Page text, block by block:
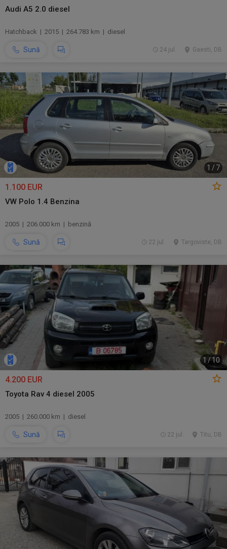
Audi A5 2.0 diesel
Hatchback | 2015 | 264.783 km | diesel
Sună Gaesti, DB
24 jul.
1 / 7
1.100 EUR
VW Polo 1.4 Benzina
2005 | 206.000 km | benzină
Sună Targoviste, DB
22 jul.
1/10
4.200 EUR
Toyota Rav 4 diesel 2005
2005 | 260.000 km | diesel
Sună Titu, DB
22 jul.